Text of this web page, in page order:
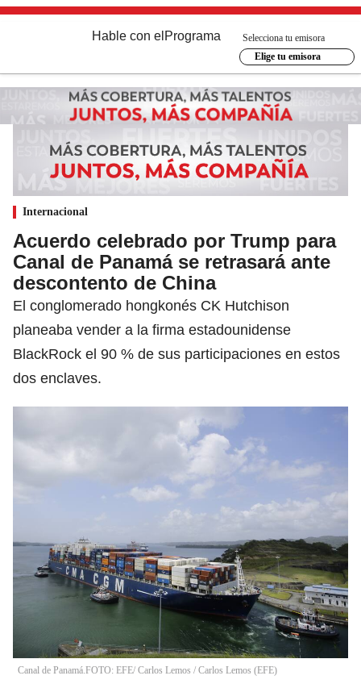
Hable con el Programa
Selecciona tu emisora
Elige tu emisora
Internacional
Acuerdo celebrado por Trump para
Canal de Panamá se retrasará ante
descontento de China
El conglomerado hongkonés CK Hutchison
planeaba vender a la firma estadounidense
BlackRock el 90 % de sus participaciones en estos
dos enclaves.
Canal de Panamá.FOTO: EFE/ Carlos Lemos / Carlos Lemos (EFE)